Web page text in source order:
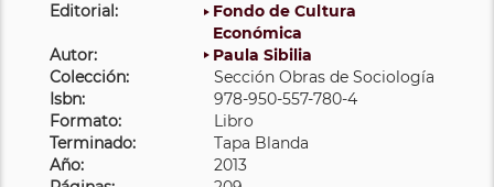
Editorial:
Fondo de Cultura
Económica
Autor:
Paula Sibilia
Colección:
Sección Obras de Sociología
Isbn:
978-950-557-780-4
Formato:
Libro
Terminado:
Tapa Blanda
Año:
2013